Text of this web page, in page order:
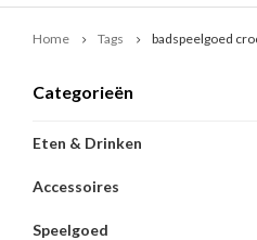
Home Tags badspeelgoed
Categorieën
Eten & Drinken
Accessoires
Speelgoed